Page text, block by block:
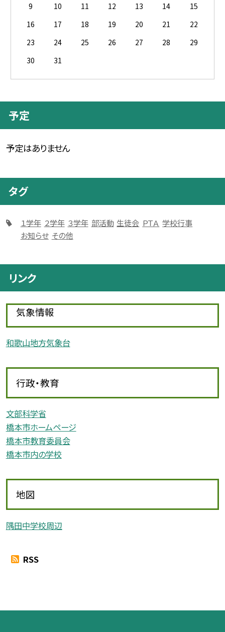
9
10 11 12 13 14
15
16
17 18 19 20 21
22
23
24 25 26 27 28
29
30
31
予定
予定はありません
タグ
１学年 ２学年 ３学年 部活動 生徒会 ＰＴＡ 学校行事
お知らせ その他
リンク
気象情報
和歌山地方気象台
行政・教育
文部科学省
橋本市ホームページ
橋本市教育委員会
橋本市内の学校
地図
隅田中学校周辺
RSS